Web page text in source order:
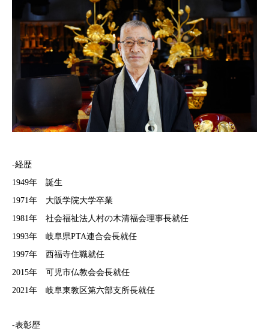
-経歴
1949年 誕生
1971年 大阪学院大学卒業
1981年 社会福祉法人村の木清福会理事長就任
1993年 岐阜県PTA連合会長就任
1997年 西福寺住職就任
2015年 可児市仏教会会長就任
2021年 岐阜東教区第六部支所長就任
-表彰歴